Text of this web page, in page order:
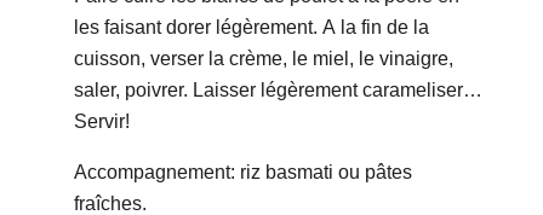
les faisant dorer légèrement. A la fin de la
cuisson, verser la crème, le miel, le vinaigre,
saler, poivrer. Laisser légèrement carameliser…
Servir!
Accompagnement: riz basmati ou pâtes
fraîches.